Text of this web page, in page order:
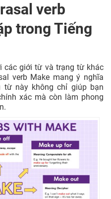
verb
trong Tiếng
các giới từ và trạng từ khác
verb Make mang ý nghĩa
từ này không chỉ giúp bạn
xác mà còn làm phong